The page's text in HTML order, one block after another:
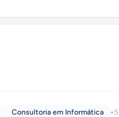
Consultoria em Informática +5